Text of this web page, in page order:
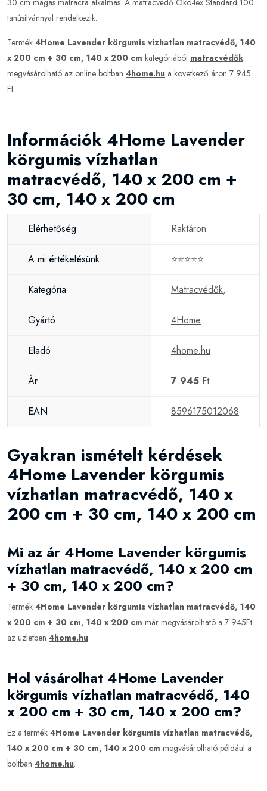
30 cm magas matracra alkalmas. A matracvédő Öko-tex Standard 100
tanúsítvánnyal rendelkezik.
Termék 4Home Lavender körgumis vízhatlan matracvédő, 140
x 200 cm + 30 cm, 140 x 200 cm kategóriából matracvédők
megvásárolható az online boltban 4home.hu a következő áron 7 945
Ft.
Információk 4Home Lavender
körgumis vízhatlan
matracvédő, 140 x 200 cm +
30 cm, 140 x 200 cm
Elérhetőség Raktáron
A mi értékelésünk ⭐⭐⭐⭐⭐
Kategória Matracvédők,
Gyártó 4Home
Eladó 4home.hu
Ár 7 945 Ft
EAN 8596175012068
Gyakran ismételt kérdések
4Home Lavender körgumis
vízhatlan matracvédő, 140 x
200 cm + 30 cm, 140 x 200 cm
Mi az ár 4Home Lavender körgumis
vízhatlan matracvédő, 140 x 200 cm
+ 30 cm, 140 x 200 cm?
Termék 4Home Lavender körgumis vízhatlan matracvédő, 140
x 200 cm + 30 cm, 140 x 200 cm már megvásárolható a 7 945Ft
az üzletben 4home.hu.
Hol vásárolhat 4Home Lavender
körgumis vízhatlan matracvédő, 140
x 200 cm + 30 cm, 140 x 200 cm?
Ez a termék 4Home Lavender körgumis vízhatlan matracvédő,
140 x 200 cm + 30 cm, 140 x 200 cm megvásárolható például a
boltban 4home.hu.